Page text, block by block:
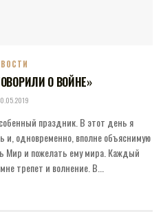
О ВОЙНЕ»
праздник. В этот день я
и, одновременно, вполне объяснимую
Мир и пожелать ему мира. Каждый
трепет и волнение. В...